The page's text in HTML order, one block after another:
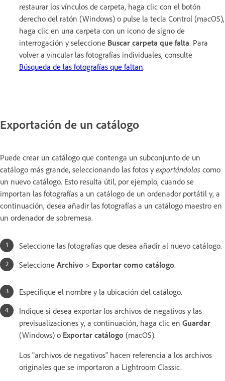
restaurar los vínculos de carpeta, haga clic con el botón
derecho del ratón (Windows) o pulse la tecla Control (macOS),
haga clic en una carpeta con un icono de signo de
interrogación y seleccione Buscar carpeta que falta. Para
volver a vincular las fotografías individuales, consulte
Búsqueda de las fotografías que faltan.
Exportación de un catálogo
Puede crear un catálogo que contenga un subconjunto de un
catálogo más grande, seleccionando las fotos y exportándolas como
un nuevo catálogo. Esto resulta útil, por ejemplo, cuando se
importan las fotografías a un catálogo de un ordenador portátil y, a
continuación, desea añadir las fotografías a un catálogo maestro en
un ordenador de sobremesa.
Seleccione las fotografías que desea añadir al nuevo catálogo.
Seleccione Archivo > Exportar como catálogo.
Especifique el nombre y la ubicación del catálogo.
Indique si desea exportar los archivos de negativos y las
previsualizaciones y, a continuación, haga clic en Guardar
(Windows) o Exportar catálogo (macOS).
Los "archivos de negativos" hacen referencia a los archivos
originales que se importaron a Lightroom Classic.